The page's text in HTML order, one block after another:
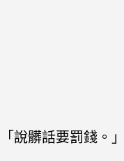
「說髒話要罰錢。」